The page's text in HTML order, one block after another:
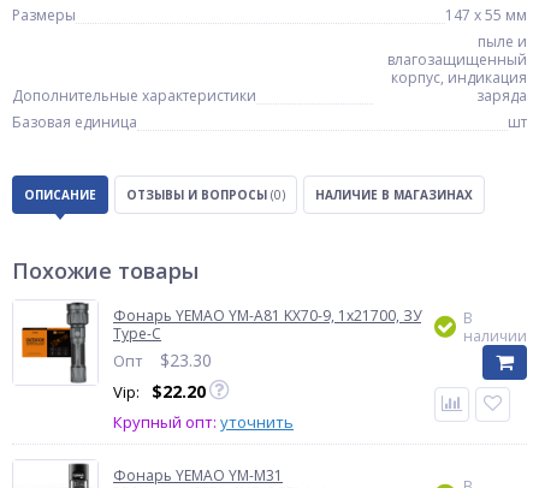
Размеры
147 х 55 мм
Дополнительные характеристики
пыле и
влагозащищенный
корпус, индикация
заряда
Базовая единица
шт
ОПИСАНИЕ ОТЗЫВЫ И ВОПРОСЫ (0) НАЛИЧИЕ В МАГАЗИНАХ
Похожие товары
Фонарь YEMAO YM-A81 KX70-9, 1x21700, ЗУ
Type-C
Опт $23.30
Vip: $22.20
Крупный опт: уточнить
В
наличии
Фонарь YEMAO YM-M31